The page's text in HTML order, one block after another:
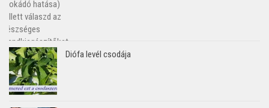
Diófa levél csodája